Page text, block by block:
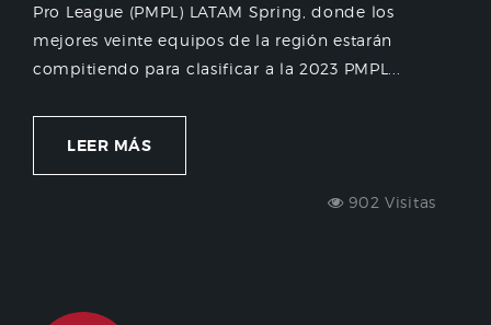
Pro League (PMPL) LATAM Spring, donde los
mejores veinte equipos de la región estarán
compitiendo para clasificar a la 2023 PMPL...
LEER MÁS
902 Visitas